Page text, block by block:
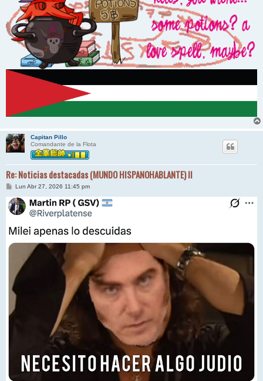
Capitan Pillo
Comandante de la Flota
Re: Noticias destacadas (MUNDO HISPANOHABLANTE) II
M
n
s
a
e
Lun Abr 27, 2026 11:45 pm